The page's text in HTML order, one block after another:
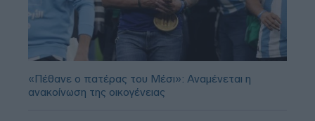
«Πέθανε ο πατέρας του Μέσι»: Αναμένεται η
ανακοίνωση της οικογένειας